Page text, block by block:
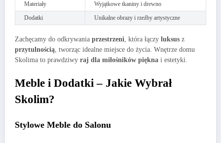
Materiały
Wyjątkowe tkaniny i drewno
Dodatki
Unikalne obrazy i rzeźby artystyczne
Zachęcamy do odkrywania przestrzeni, która łączy luksus z
przytulnością, tworząc idealne miejsce do życia. Wnętrze domu
Skolima to prawdziwy raj dla miłośników piękna i estetyki.
Meble i Dodatki – Jakie Wybrał
Skolim?
Stylowe Meble do Salonu